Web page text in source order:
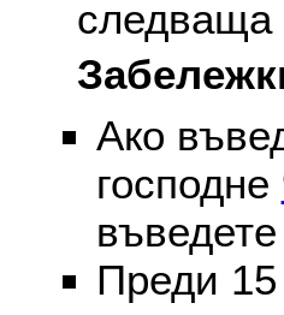
следваща
Ако
господне
Преди